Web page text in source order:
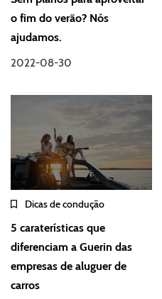
o fim do verão? Nós
ajudamos.
2022-08-30
Dicas de condução
5 caraterísticas que
diferenciam a Guerin das
empresas de aluguer de
carros